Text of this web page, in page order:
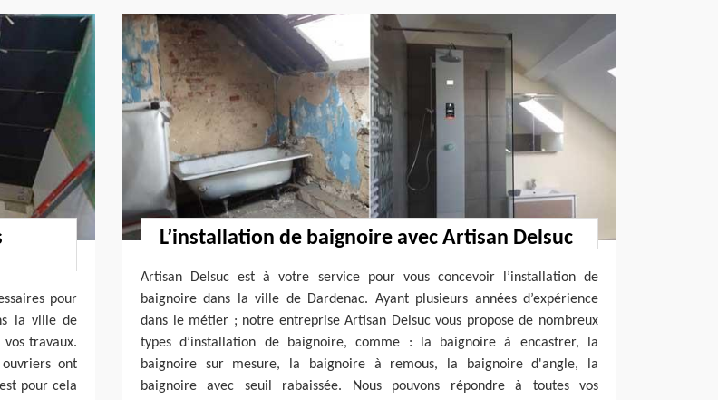
pour
la ville de
travaux.
ont
pour cela
L’installation de baignoire avec Artisan Delsuc
Artisan Delsuc est à votre service pour vous concevoir l’installation de
baignoire dans la ville de Dardenac. Ayant plusieurs années d’expérience
dans le métier ; notre entreprise Artisan Delsuc vous propose de nombreux
types d’installation de baignoire, comme : la baignoire à encastrer, la
baignoire sur mesure, la baignoire à remous, la baignoire d'angle, la
baignoire avec seuil rabaissée. Nous pouvons répondre à toutes vos